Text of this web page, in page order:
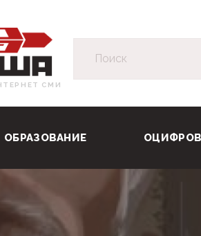
СМИ
ОБРАЗОВАНИЕ